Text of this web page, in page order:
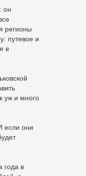
он
регионы
путевое и
в
уж и много
если они
года в